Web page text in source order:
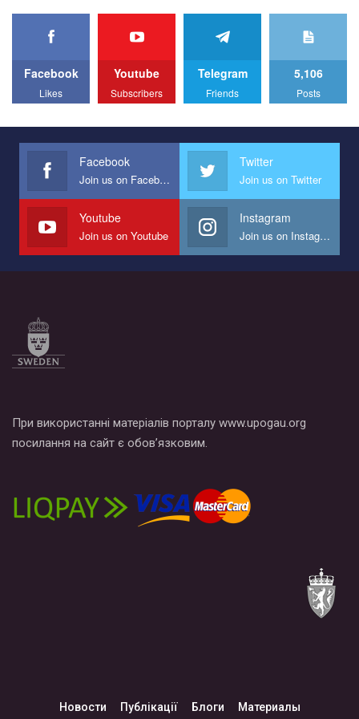
We appeal to your support and ask to help us implement our plan
All you have to do is to press "Like" below the video.
Эмоционально сильный ролик от команды "Гей-альянс
представляющий программу развития организации.
Мы просим вас поддержать нас и помочь нам реализовать
наш план по борьбе с насилием и дискриминацией на почве
СОГИ в Украине.
Все, что вам нужно сделать - это зайти на наш канал YouTube
Facebook
Likes
Youtube
Subscribers
Telegram
Friends
5,106
Posts
Facebook
Join us on Facebook
Twitter
Join us on Twitter
Youtube
Join us on Youtube
Instagram
Join us on Instagram
При використанні матеріалів порталу www.upogau.org
посилання на сайт є обов’язковим.
Новости Публікації Блоги Материалы